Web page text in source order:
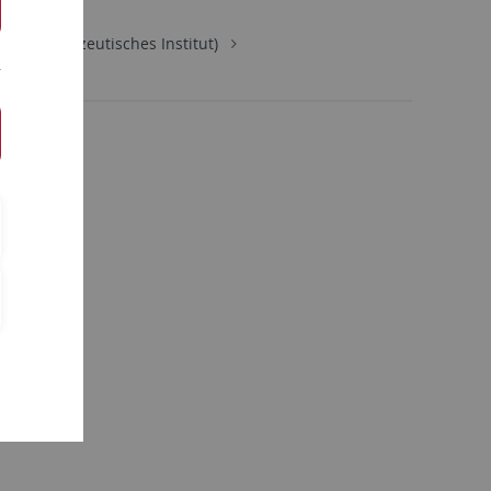
(Pharmazeutisches Institut)